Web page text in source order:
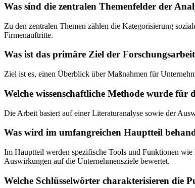
Was sind die zentralen Themenfelder der
Zu den zentralen Themen zählen die Kategorisierung
Firmenauftritte.
Was ist das primäre Ziel der
Ziel ist es, einen Überblick über Maßnahmen für
Welche wissenschaftliche Methode wurde für
Die Arbeit basiert auf einer Literaturanalyse sowie der
Was wird im umfangreichen Hauptteil
Im Hauptteil werden spezifische Tools und Funktionen
Auswirkungen auf die Unternehmensziele bewertet.
Welche Schlüsselwörter charakterisieren die